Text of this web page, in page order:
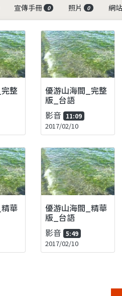
宣傳手冊 0 照片 0 網站
整 優游山海間_完整
版_台語
影音 11:09
2017/02/10
華 優游山海間_精華
版_台語
影音 5:49
2017/02/10